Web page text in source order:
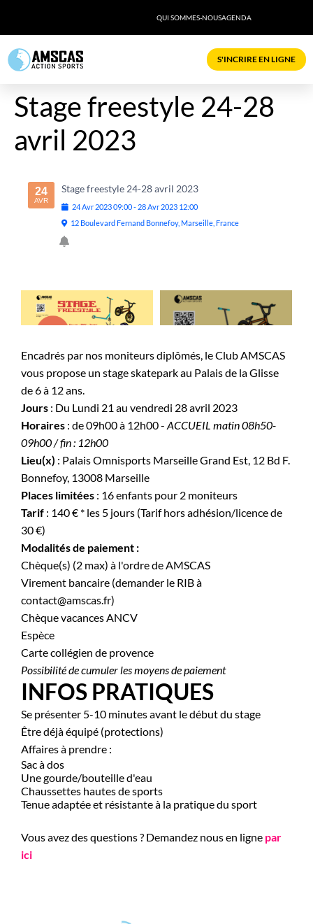
QUI SOMMES-NOUSAGENDA
S'INCRIRE EN LIGNE
Stage freestyle 24-28
avril 2023
24
AVR
Stage freestyle 24-28 avril 2023
24Avr 202309:00- 28Avr 2023 12:00
12 Boulevard Fernand Bonnefoy, Marseille, France
Encadrés par nos moniteurs diplômés, le Club AMSCAS
vous propose un stage skatepark au Palais de la Glisse
de 6 à 12 ans.
Jours : Du Lundi 21 au vendredi 28 avril 2023
Horaires : de 09h00 à 12h00 - ACCUEIL matin 08h50-
09h00 / fin : 12h00
Lieu(x) : Palais Omnisports Marseille Grand Est, 12 Bd F.
Bonnefoy, 13008 Marseille
Places limitées : 16 enfants pour 2 moniteurs
Tarif : 140 € * les 5 jours (Tarif hors adhésion/licence de
30 €)
Modalités de paiement :
Chèque(s) (2 max) à l'ordre de AMSCAS
Virement bancaire (demander le RIB à
contact@amscas.fr)
Chèque vacances ANCV
Espèce
Carte collégien de provence
Possibilité de cumuler les moyens de paiement
INFOS PRATIQUES
Se présenter 5-10 minutes avant le début du stage
Être déjà équipé (protections)
Affaires à prendre :
Sac à dos
Une gourde/bouteille d'eau
Chaussettes hautes de sports
Tenue adaptée et résistante à la pratique du sport
Vous avez des questions ? Demandez nous en ligne par
ici